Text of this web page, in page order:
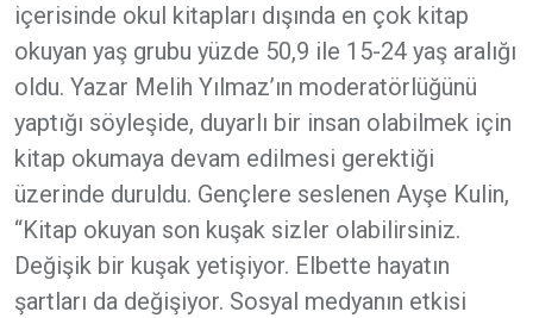
içerisinde okul kitapları dışında en çok kitap
okuyan yaş grubu yüzde 50,9 ile 15-24 yaş aralığı
oldu. Yazar Melih Yılmaz’ın moderatörlüğünü
yaptığı söyleşide, duyarlı bir insan olabilmek için
kitap okumaya devam edilmesi gerektiği
üzerinde duruldu. Gençlere seslenen Ayşe Kulin,
“Kitap okuyan son kuşak sizler olabilirsiniz.
Değişik bir kuşak yetişiyor. Elbette hayatın
şartları da değişiyor. Sosyal medyanın etkisi